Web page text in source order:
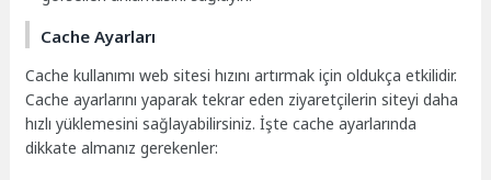
Cache Ayarları
Cache kullanımı web sitesi hızını artırmak için oldukça etkilidir.
Cache ayarlarını yaparak tekrar eden ziyaretçilerin siteyi daha
hızlı yüklemesini sağlayabilirsiniz. İşte cache ayarlarında
dikkate almanız gerekenler: